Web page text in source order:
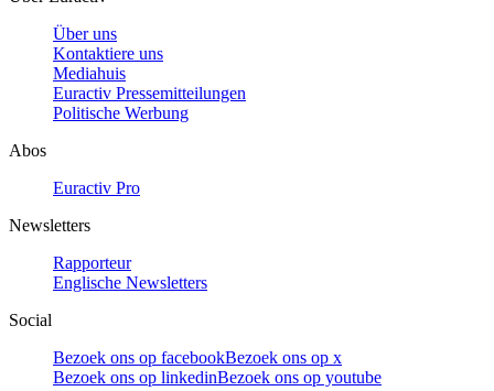
Über uns
Kontaktiere uns
Mediahuis
Euractiv Pressemitteilungen
Politische Werbung
Abos
Euractiv Pro
Newsletters
Rapporteur
Englische Newsletters
Social
Bezoek ons op facebookBezoek ons op x
Bezoek ons op linkedinBezoek ons op youtube